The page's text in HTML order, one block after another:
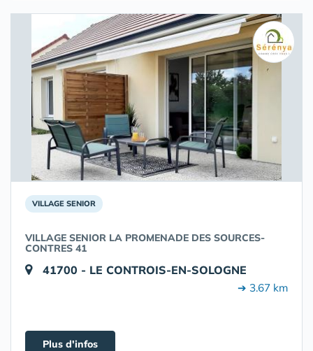
VILLAGE SENIOR
VILLAGE SENIOR LA PROMENADE DES SOURCES-
CONTRES 41
41700 - LE CONTROIS-EN-SOLOGNE
➔ 3.67 km
Plus d'infos